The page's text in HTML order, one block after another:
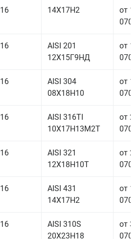
16 14Х17Н2
от
16
AISI 201
12Х15Г9НД
от
16
AISI 304
08Х18Н10
от
16
AISI 316TI
10Х17Н13М2Т
от
16
AISI 321
12Х18Н10Т
от
16
AISI 431
14Х17Н2
от
16
AISI 310S
20Х23Н18
от